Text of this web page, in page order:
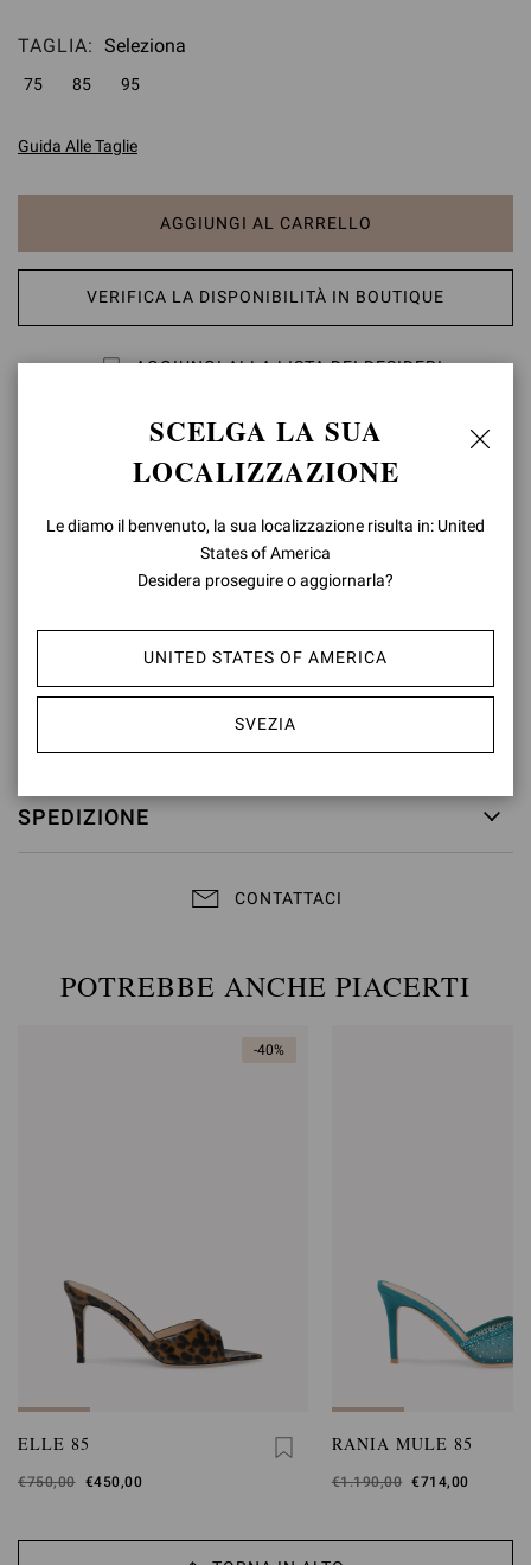
TAGLIA: Seleziona
75 85 95
Guida Alle Taglie
AGGIUNGI AL CARRELLO
VERIFICA LA DISPONIBILITÀ IN BOUTIQUE
AGGIUNGI ALLA LISTA DEI DESIDERI
DETTAGLI PRODOTTO
caratterizzata da una maxi fibbia rotonda rivestita in pelle
Composizione: 100%VITELLO
V00470.50POR.VGIBIAN
RESI & CAMBI
SPEDIZIONE
CONTATTACI
POTREBBE ANCHE PIACERTI
ELLE 85
Era
€750,00
,
€450,00
-40%
RANIA MULE 85
Era
€1.190,00
,
€714,00
SCELGA LA SUA
LOCALIZZAZIONE
Le diamo il benvenuto, la sua localizzazione risulta in: United
States of America
Desidera proseguire o aggiornarla?
UNITED STATES OF AMERICA
SVEZIA